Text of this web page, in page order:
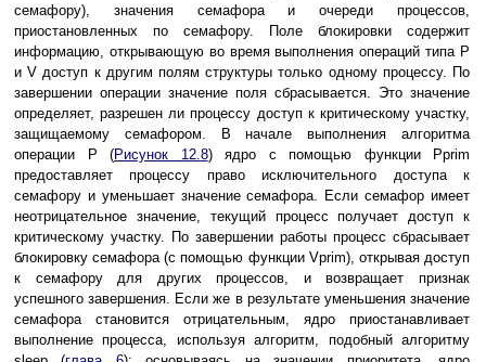
семафору), значения семафора и очереди процессов,
приостановленных по семафору. Поле блокировки содержит
информацию, открывающую во время выполнения операций типа P
и V доступ к другим полям структуры только одному процессу. По
завершении операции значение поля сбрасывается. Это значение
определяет, разрешен ли процессу доступ к критическому участку,
защищаемому семафором. В начале выполнения алгоритма
операции P (Рисунок 12.8) ядро с помощью функции Pprim
предоставляет процессу право исключительного доступа к
семафору и уменьшает значение семафора. Если семафор имеет
неотрицательное значение, текущий процесс получает доступ к
критическому участку. По завершении работы процесс сбрасывает
блокировку семафора (с помощью функции Vprim), открывая доступ
к семафору для других процессов, и возвращает признак
успешного завершения. Если же в результате уменьшения значение
семафора становится отрицательным, ядро приостанавливает
выполнение процесса, используя алгоритм, подобный алгоритму